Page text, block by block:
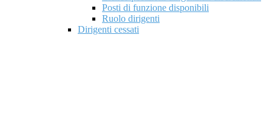
Posti di funzione disponibili
Ruolo dirigenti
Dirigenti cessati